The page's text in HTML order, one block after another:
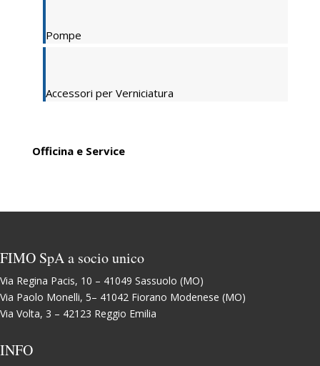
Pompe
Accessori per Verniciatura
Officina e Service
FIMO SpA a socio unico
Via Regina Pacis, 10 – 41049 Sassuolo (MO)
Via Paolo Monelli, 5– 41042 Fiorano Modenese (MO)
Via Volta, 3 – 42123 Reggio Emilia
INFO